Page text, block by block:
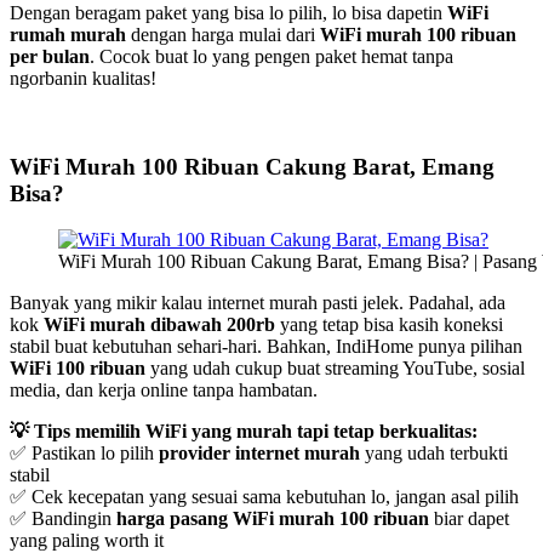
Dengan beragam paket yang bisa lo pilih, lo bisa dapetin WiFi
rumah murah dengan harga mulai dari WiFi murah 100 ribuan
per bulan. Cocok buat lo yang pengen paket hemat tanpa
ngorbanin kualitas!
WiFi Murah 100 Ribuan Cakung Barat, Emang
Bisa?
WiFi Murah 100 Ribuan Cakung Barat, Emang Bisa? |
Banyak yang mikir kalau internet murah pasti jelek. Padahal, ada
kok WiFi murah dibawah 200rb yang tetap bisa kasih koneksi
stabil buat kebutuhan sehari-hari. Bahkan, IndiHome punya pilihan
WiFi 100 ribuan yang udah cukup buat streaming YouTube, sosial
media, dan kerja online tanpa hambatan.
💡 Tips memilih WiFi yang murah tapi tetap berkualitas:
✅ Pastikan lo pilih provider internet murah yang udah terbukti
stabil
✅ Cek kecepatan yang sesuai sama kebutuhan lo, jangan asal pilih
✅ Bandingin harga pasang WiFi murah 100 ribuan biar dapet
yang paling worth it